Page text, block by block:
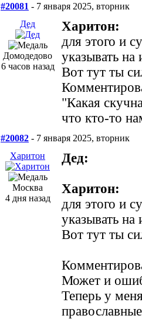
#20081 - 7 января 2025, вторник
Дед
Домодедово
6 часов назад
Харитон:
для этого и
указывать
Вот тут ты
"Какая
что кто-то
#20082 - 7 января 2025, вторник
Харитон
Москва
4 дня назад
Дед:
Харитон:
для этого и
указывать
Вот тут ты
Может и
Теперь у